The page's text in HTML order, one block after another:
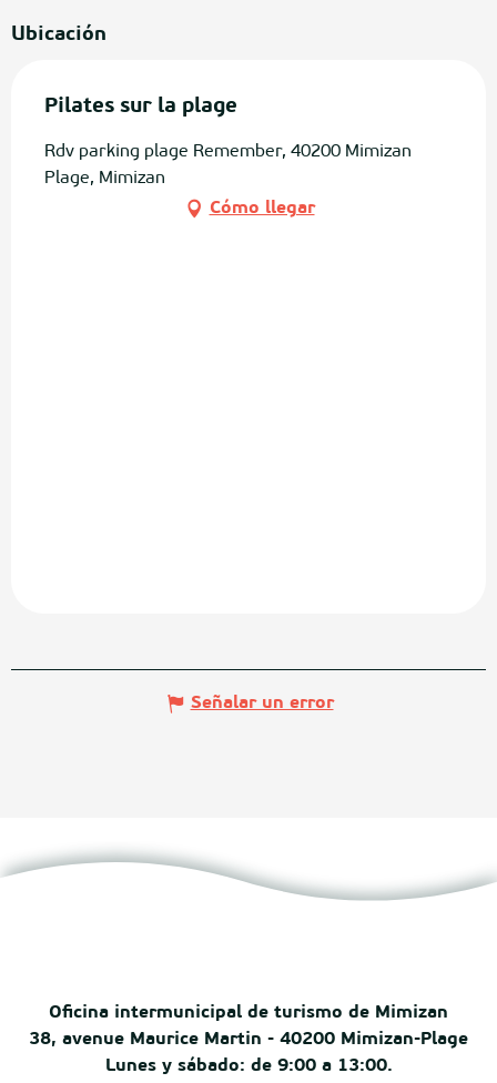
Ubicación
Pilates sur la plage
Rdv parking plage Remember, 40200 Mimizan
Plage, Mimizan
Cómo llegar
Señalar un error
Oficina intermunicipal de turismo de Mimizan
38, avenue Maurice Martin - 40200 Mimizan-Plage
Lunes y sábado: de 9:00 a 13:00.